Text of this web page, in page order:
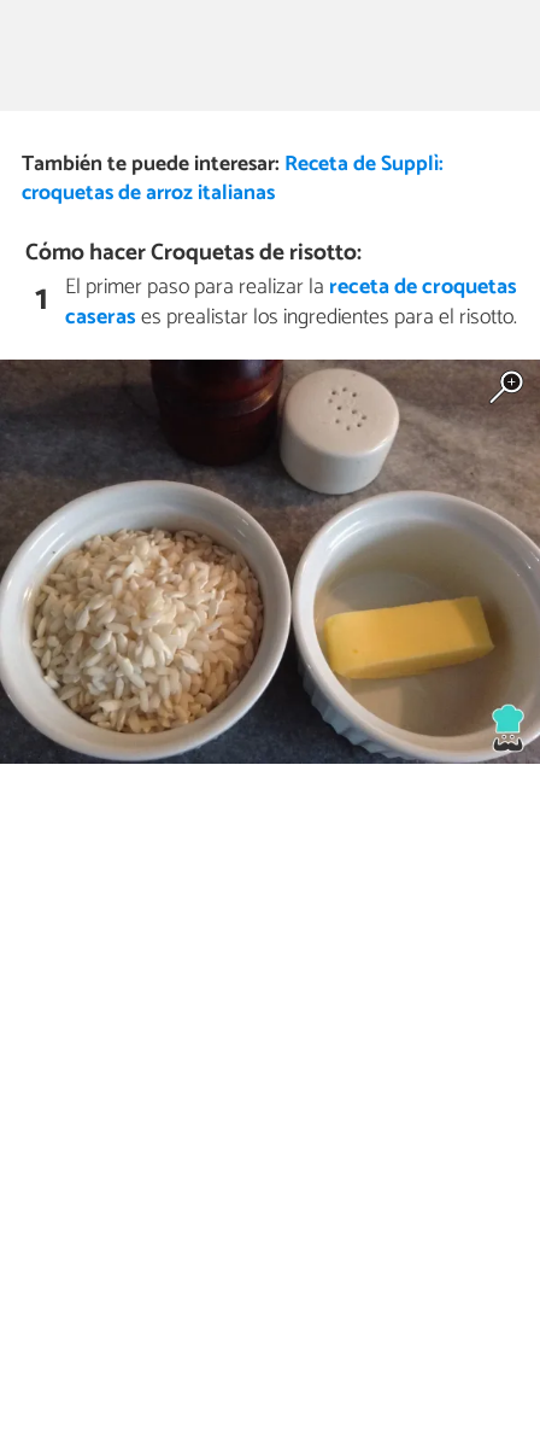
También te puede interesar: Receta de Supplì:
croquetas de arroz italianas
Cómo hacer Croquetas de risotto:
1 El primer paso para realizar la receta de croquetas
caserases prealistar los ingredientes para el risotto.